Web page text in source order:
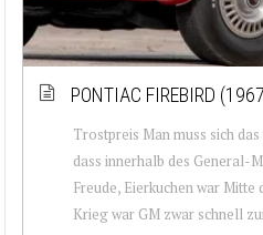
PONTIAC FIREBIRD
Trostpreis Man muss sich
dass innerhalb des General-
Freude, Eierkuchen war Mitte
Krieg war GM zwar schnell